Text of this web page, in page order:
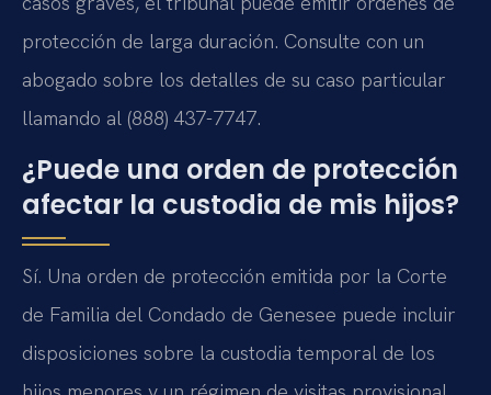
protección de larga duración. Consulte con un
abogado sobre los detalles de su caso particular
llamando al (888) 437-7747.
¿Puede una orden de protección
afectar la custodia de mis hijos?
Sí. Una orden de protección emitida por la Corte
de Familia del Condado de Genesee puede incluir
disposiciones sobre la custodia temporal de los